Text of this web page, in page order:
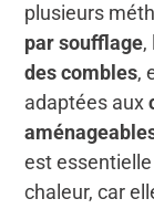
plusieurs
par soufflage,
des combles,
adaptées aux
est
chaleur, car